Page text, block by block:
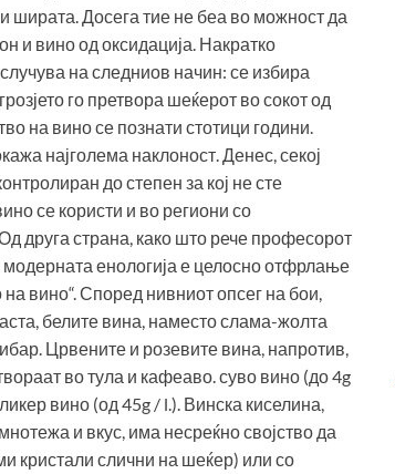
ширата. Досега тие не беа во можност да
и вино од оксидација. Накратко
на следниов начин: се избира
го претвора шеќерот во сокот од
на вино се познати стотици години.
најголема наклоност. Денес, секој
до степен за кој не сте
се користи и во региони со
друга страна, како што рече професорот
енологија е целосно отфрлање
вино“. Според нивниот опсег на бои,
белите вина, наместо слама-жолта
Црвените и розевите вина, напротив,
во тула и кафеаво. суво вино (до 4g
вино (од 45g / l.). Винска киселина,
и вкус, има несреќно својство да
кристали слични на шеќер) или со